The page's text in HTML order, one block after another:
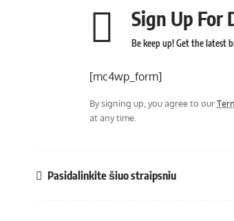
Sign Up For
Be keep up! Get the latest
[mc4wp_form]
By signing up, you agree to our
at any time.
Pasidalinkite šiuo straipsniu